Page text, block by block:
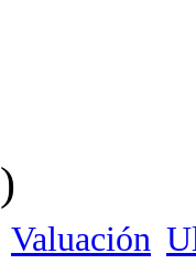
)
Valuación